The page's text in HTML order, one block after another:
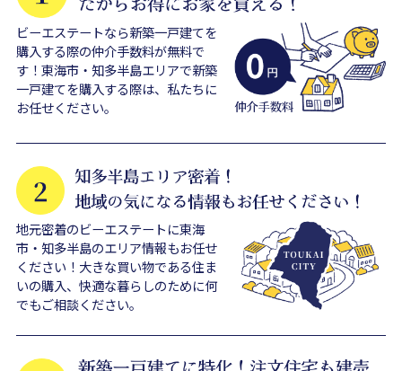
ビーエステートなら新築一戸建てを
購入する際の仲介手数料が無料で
す！東海市・知多半島エリアで新築
一戸建てを購入する際は、私たちに
お任せください。
地元密着のビーエステートに東海
市・知多半島のエリア情報もお任せ
ください！大きな買い物である住ま
いの購入、快適な暮らしのために何
でもご相談ください。